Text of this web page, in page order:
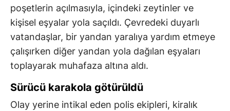
poşetlerin açılmasıyla, içindeki zeytinler ve
kişisel eşyalar yola saçıldı. Çevredeki duyarlı
vatandaşlar, bir yandan yaralıya yardım etmeye
çalışırken diğer yandan yola dağılan eşyaları
toplayarak muhafaza altına aldı.
Sürücü karakola götürüldü
Olay yerine intikal eden polis ekipleri, kiralık